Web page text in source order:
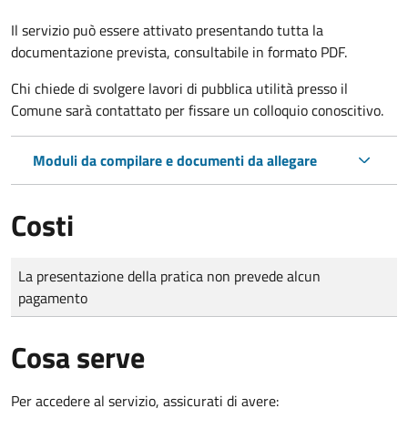
Il servizio può essere attivato presentando tutta la
documentazione prevista, consultabile in formato PDF.
Chi chiede di svolgere lavori di pubblica utilità presso il
Comune sarà contattato per fissare un colloquio conoscitivo.
Moduli da compilare e documenti da allegare
Costi
Tipo di pagamento
Importo
La presentazione della pratica non prevede alcun
pagamento
Cosa serve
Per accedere al servizio, assicurati di avere: